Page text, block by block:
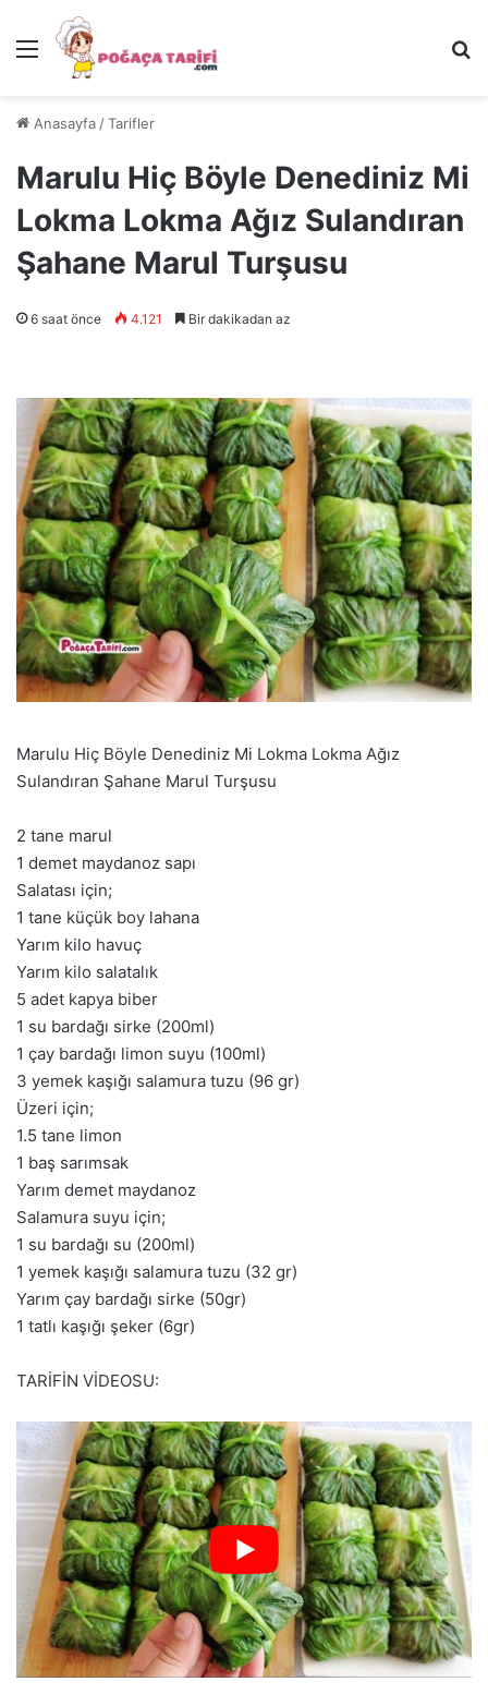
Menü
Anasayfa /Tarifler
Marulu Hiç Böyle Denediniz Mi
Lokma Lokma Ağız Sulandıran
Şahane Marul Turşusu
6 saat önce 4.121 Bir dakikadan az
Marulu Hiç Böyle Denediniz Mi Lokma Lokma Ağız
Sulandıran Şahane Marul Turşusu
2 tane marul
1 demet maydanoz sapı
Salatası için;
1 tane küçük boy lahana
Yarım kilo havuç
Yarım kilo salatalık
5 adet kapya biber
1 su bardağı sirke (200ml)
1 çay bardağı limon suyu (100ml)
3 yemek kaşığı salamura tuzu (96 gr)
Üzeri için;
1.5 tane limon
1 baş sarımsak
Yarım demet maydanoz
Salamura suyu için;
1 su bardağı su (200ml)
1 yemek kaşığı salamura tuzu (32 gr)
Yarım çay bardağı sirke (50gr)
1 tatlı kaşığı şeker (6gr)
TARİFİN VİDEOSU: